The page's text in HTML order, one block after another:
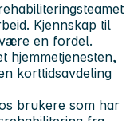
Kjennskap til
en fordel.
hjemmetjenesten,
korttidsavdeling
brukere som har